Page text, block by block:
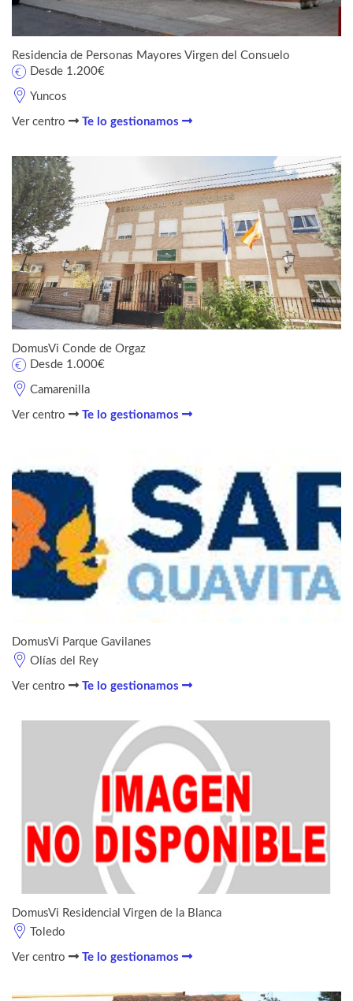
Residencia de Personas Mayores Virgen del Consuelo
Yuncos
Desde 1.200€
Ver centro Te lo gestionamos
DomusVi Conde de Orgaz
Camarenilla
Desde 1.000€
Ver centro Te lo gestionamos
DomusVi Parque Gavilanes
Olías del Rey
Ver centro Te lo gestionamos
DomusVi Residencial Virgen de la Blanca
Toledo
Ver centro Te lo gestionamos